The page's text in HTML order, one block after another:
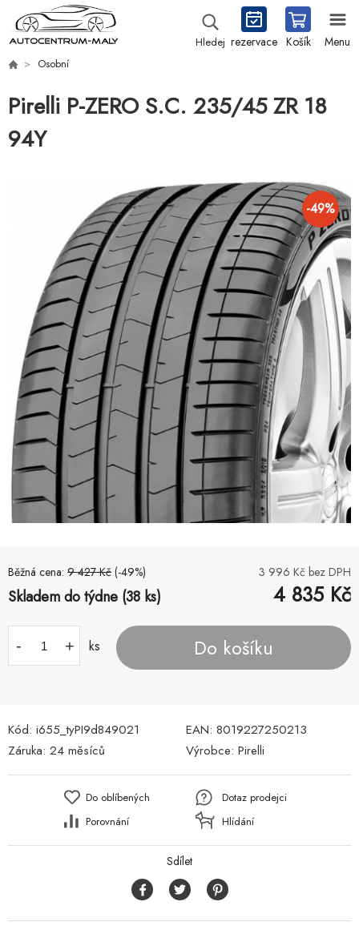
Hledej rezervace Košík Menu
Osobní
Pirelli P-ZERO S.C. 235/45 ZR 18
94Y
-49%
Běžná cena: 9 427 Kč (-49%) 3 996 Kč bez DPH
Skladem do týdne (38 ks) 4 835 Kč
- + ks Do košíku
Kód: i655_tyPI9d849021 EAN: 8019227250213
Záruka: 24 měsíců Výrobce: Pirelli
Do oblíbených
Porovnání
Dotaz prodejci
Hlídání
Sdílet